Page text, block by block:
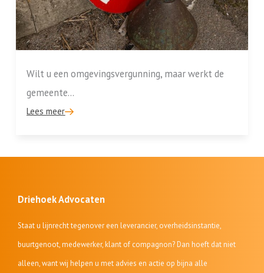
Wilt u een omgevingsvergunning, maar werkt de
gemeente...
Lees meer
Driehoek Advocaten
Staat u lijnrecht tegenover een leverancier, overheidsinstantie,
buurtgenoot, medewerker, klant of compagnon? Dan hoeft dat niet
alleen, want wij helpen u met advies en actie op bijna alle